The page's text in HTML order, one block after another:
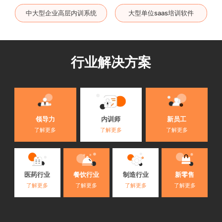
中大型企业高层内训系统 大型单位saas培训软件
行业解决方案
领导力
了解更多
内训师
了解更多
新员工
了解更多
医药行业
了解更多
餐饮行业
了解更多
制造行业
了解更多
新零售
了解更多